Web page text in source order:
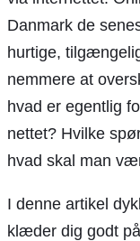
Danmark de
hurtige,
nemmere at
hvad er egentlig
nettet? Hvilke
hvad skal man
I denne artikel
klæder dig godt